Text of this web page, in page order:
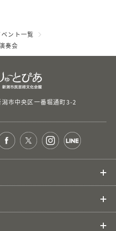
ベント一覧
奏会
市中央区一番堀通町3-2